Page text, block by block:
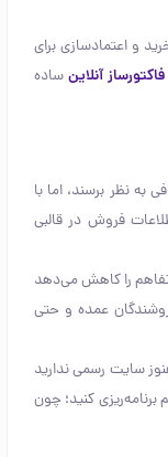
و اعتمادسازی برای
فاکتورساز آنلاینساده
نظر برسند، اما با
فروش در قالبی
را کاهش می‌دهد
عمده و حتی
سایت رسمی ندارید
کنید؛ چون